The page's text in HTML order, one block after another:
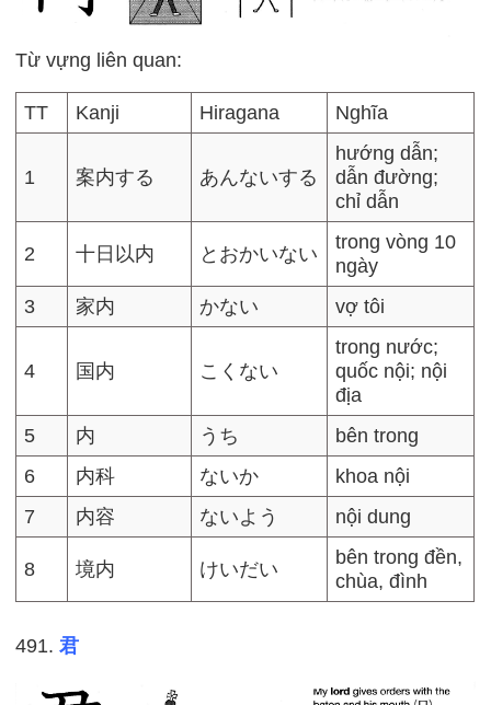
Từ vựng liên quan:
TT Kanji Hiragana Nghĩa
1 案内する あんないする
hướng dẫn;
dẫn đường;
chỉ dẫn
2 十日以内 とおかいない
trong vòng 10
ngày
3
家内 かない vợ tôi
4 国内 こくない
trong nước;
quốc nội; nội
địa
5
内 うち
bên trong
6
内科 ないか
khoa nội
7
内容 ないよう nội dung
8 境内 けいだい
bên trong đền,
chùa, đình
491.君